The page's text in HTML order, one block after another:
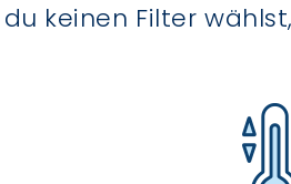
du keinen Filter